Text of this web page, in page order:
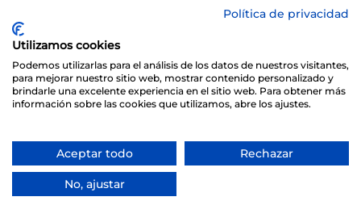
Sitio web creado por
© 2026 Club Deportivo Básico San Ignacio Torrelodones
Sitio web creado y mantenido por especialistasweb.es
Política de privacidad
Utilizamos cookies
Podemos utilizarlas para el análisis de los datos de nuestros visitantes,
para mejorar nuestro sitio web, mostrar contenido personalizado y
brindarle una excelente experiencia en el sitio web. Para obtener más
información sobre las cookies que utilizamos, abre los ajustes.
Aceptar todo Rechazar
No, ajustar